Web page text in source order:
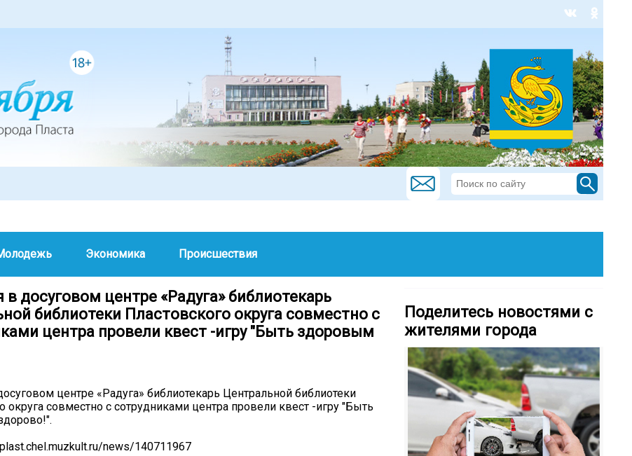
Экономика Происшествия
в досуговом центре «Радуга» библиотекарь
библиотеки Пластовского округа совместно с
центра провели квест -игру "Быть здоровым
центре «Радуга» библиотекарь Центральной библиотеки
округа совместно с сотрудниками центра провели квест -игру "Быть
news/140711967
Поделитесь новостями с
жителями города